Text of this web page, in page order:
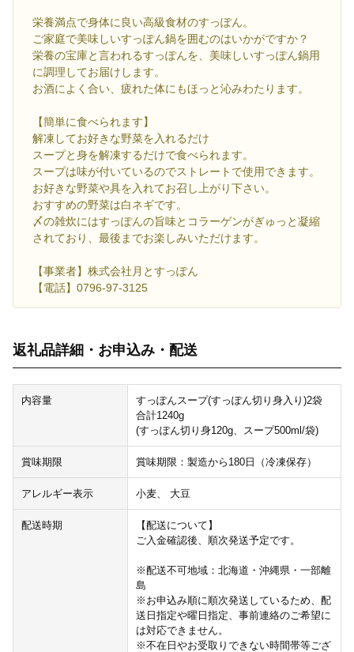
栄養満点で身体に良い高級食材のすっぽん。
ご家庭で美味しいすっぽん鍋を囲むのはいかがですか？
栄養の宝庫と言われるすっぽんを、美味しいすっぽん鍋用
に調理してお届けします。
お酒によく合い、疲れた体にもほっと沁みわたります。
【簡単に食べられます】
解凍してお好きな野菜を入れるだけ
スープと身を解凍するだけで食べられます。
スープは味が付いているのでストレートで使用できます。
お好きな野菜や具を入れてお召し上がり下さい。
おすすめの野菜は白ネギです。
〆の雑炊にはすっぽんの旨味とコラーゲンがぎゅっと凝縮
されており、最後までお楽しみいただけます。
【事業者】株式会社月とすっぽん
【電話】0796-97-3125
返礼品詳細・お申込み・配送
内容量
すっぽんスープ(すっぽん切り身入り)2袋
合計1240g
(すっぽん切り身120g、スープ500ml/袋)
賞味期限 賞味期限：製造から180日（冷凍保存）
アレルギー表示 小麦、 大豆
配送時期
【配送について】
ご入金確認後、順次発送予定です。
※配送不可地域：北海道・沖縄県・一部離
島
※お申込み順に順次発送しているため、配
送日指定や曜日指定、事前連絡のご希望に
は対応できません。
※不在日やお受取りできない時間帯等ござ